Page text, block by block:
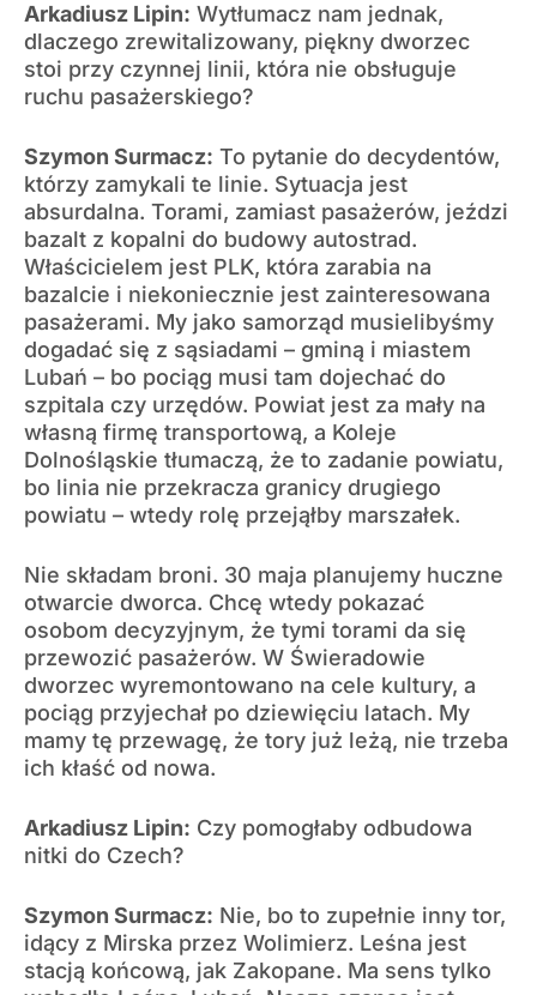
Arkadiusz Lipin: Wytłumacz nam jednak,
dlaczego zrewitalizowany, piękny dworzec
stoi przy czynnej linii, która nie obsługuje
ruchu pasażerskiego?
Szymon Surmacz: To pytanie do decydentów,
którzy zamykali te linie. Sytuacja jest
absurdalna. Torami, zamiast pasażerów, jeździ
bazalt z kopalni do budowy autostrad.
Właścicielem jest PLK, która zarabia na
bazalcie i niekoniecznie jest zainteresowana
pasażerami. My jako samorząd musielibyśmy
dogadać się z sąsiadami – gminą i miastem
Lubań – bo pociąg musi tam dojechać do
szpitala czy urzędów. Powiat jest za mały na
własną firmę transportową, a Koleje
Dolnośląskie tłumaczą, że to zadanie powiatu,
bo linia nie przekracza granicy drugiego
powiatu – wtedy rolę przejąłby marszałek.
Nie składam broni. 30 maja planujemy huczne
otwarcie dworca. Chcę wtedy pokazać
osobom decyzyjnym, że tymi torami da się
przewozić pasażerów. W Świeradowie
dworzec wyremontowano na cele kultury, a
pociąg przyjechał po dziewięciu latach. My
mamy tę przewagę, że tory już leżą, nie trzeba
ich kłaść od nowa.
Arkadiusz Lipin: Czy pomogłaby odbudowa
nitki do Czech?
Szymon Surmacz: Nie, bo to zupełnie inny tor,
idący z Mirska przez Wolimierz. Leśna jest
stacją końcową, jak Zakopane. Ma sens tylko